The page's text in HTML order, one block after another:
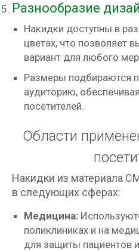
Разнообразие
Накидки доступны в
цветах, что позволяет
вариант для любого
Размеры подбираются
аудиторию,
посетителей.
Области
Накидки из материала
в следующих сферах:
Медицина:
поликлиниках и на
для защиты пациентов